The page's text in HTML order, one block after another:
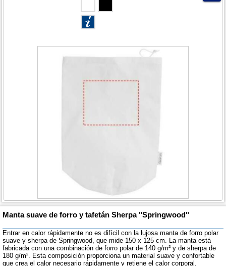
Manta suave de forro y tafetán Sherpa "Springwood"
Entrar en calor rápidamente no es difícil con la lujosa manta de forro polar
suave y sherpa de Springwood, que mide 150 x 125 cm. La manta está
fabricada con una combinación de forro polar de 140 g/m² y de sherpa de
180 g/m². Esta composición proporciona un material suave y confortable
que crea el calor necesario rápidamente y retiene el calor corporal.